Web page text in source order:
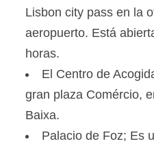
Lisbon city pass en la
aeropuerto. Está
horas.
El Centro de
gran plaza Comércio,
Baixa.
Palacio de Foz; Es